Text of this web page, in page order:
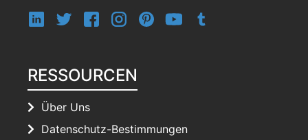
RESSOURCEN
Über Uns
Datenschutz-Bestimmungen